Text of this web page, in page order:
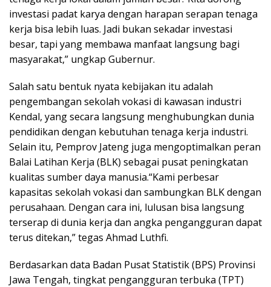
investasi padat karya dengan harapan serapan tenaga
kerja bisa lebih luas. Jadi bukan sekadar investasi
besar, tapi yang membawa manfaat langsung bagi
masyarakat,” ungkap Gubernur.
Salah satu bentuk nyata kebijakan itu adalah
pengembangan sekolah vokasi di kawasan industri
Kendal, yang secara langsung menghubungkan dunia
pendidikan dengan kebutuhan tenaga kerja industri.
Selain itu, Pemprov Jateng juga mengoptimalkan peran
Balai Latihan Kerja (BLK) sebagai pusat peningkatan
kualitas sumber daya manusia.“Kami perbesar
kapasitas sekolah vokasi dan sambungkan BLK dengan
perusahaan. Dengan cara ini, lulusan bisa langsung
terserap di dunia kerja dan angka pengangguran dapat
terus ditekan,” tegas Ahmad Luthfi.
Berdasarkan data Badan Pusat Statistik (BPS) Provinsi
Jawa Tengah, tingkat pengangguran terbuka (TPT)